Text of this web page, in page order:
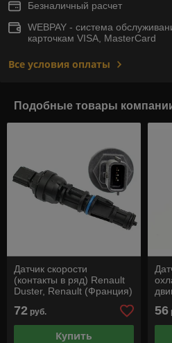
Безналичный расчет
WEBPAY - система
карточкам VISA, MasterCard
Все условия оплаты
Подобные товары
Датчик скорости
(контакты в ряд) Renault
Duster, Renault (Франция)
72 руб.
Купить
56